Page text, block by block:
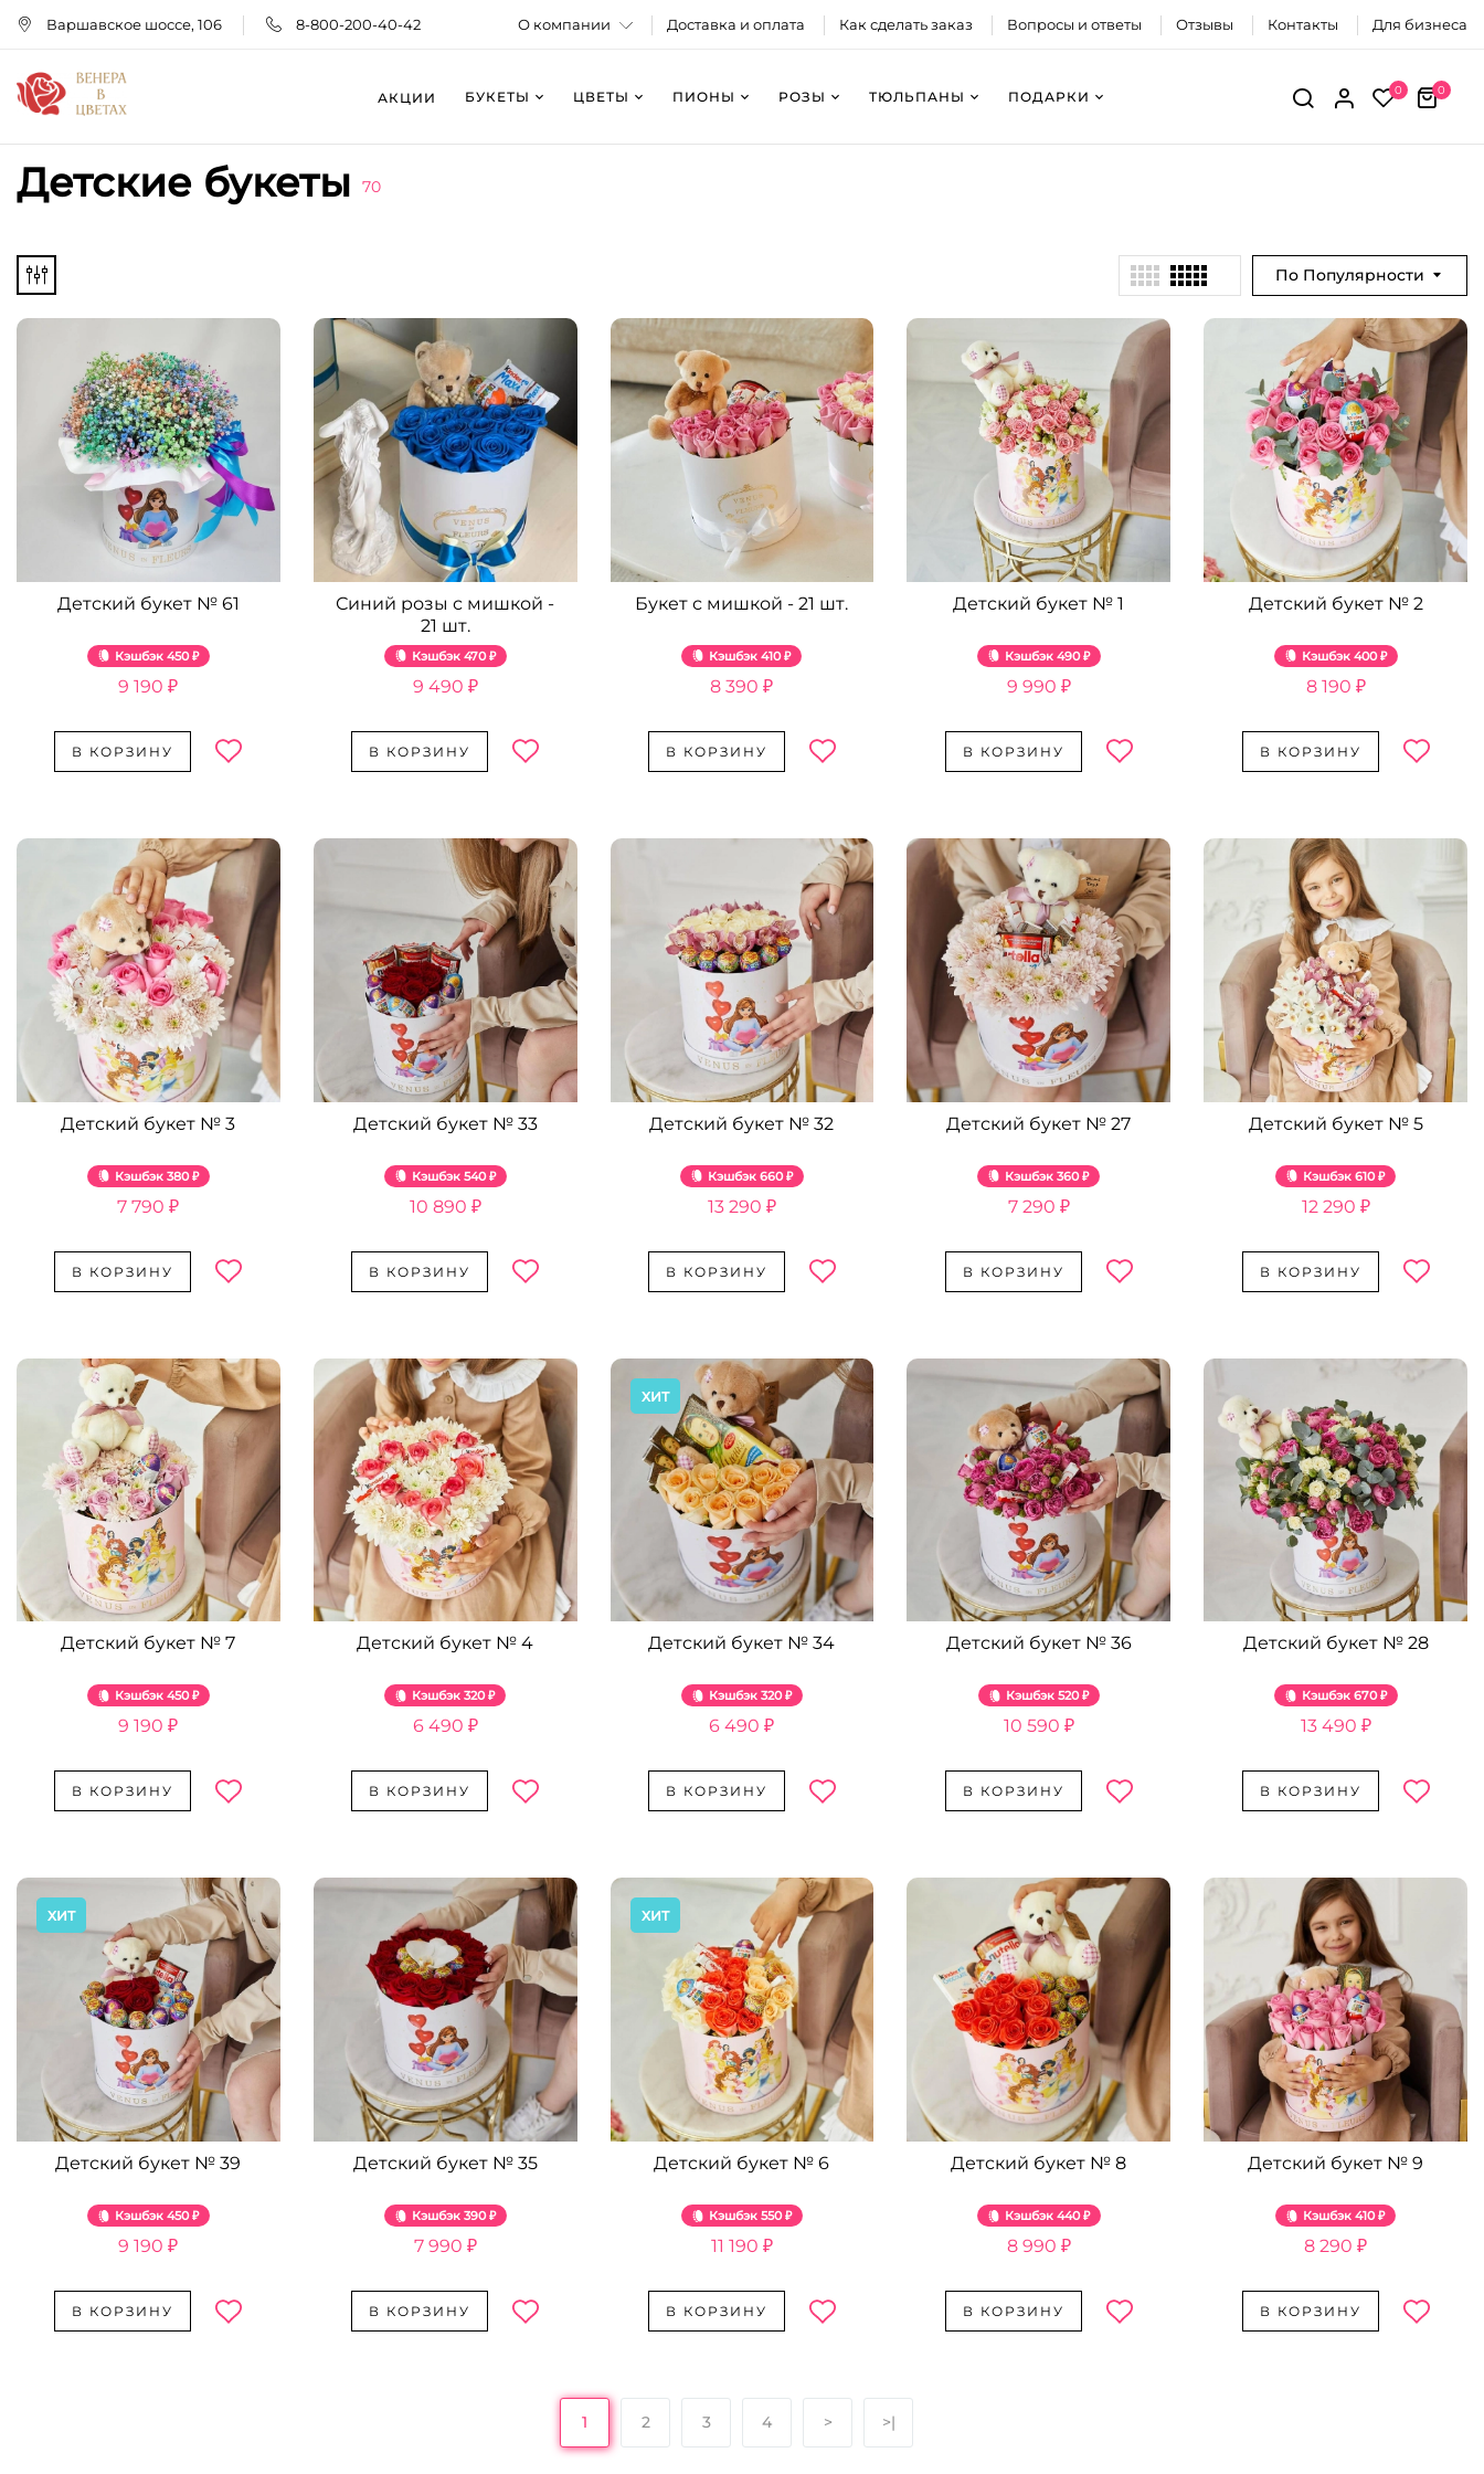
Варшавское шоссе, 106 8-800-200-40-42 О компании Доставка и оплата Как сделать заказ Вопросы и ответы Отзывы Контакты Для бизнеса
АКЦИИ БУКЕТЫ ЦВЕТЫ ПИОНЫ РОЗЫ ТЮЛЬПАНЫ ПОДАРКИ 0 0
Детские букеты 70
По Популярности
Детский букет № 61
Кэшбэк 450 ₽
9 190 ₽
В КОРЗИНУ
Синий розы с мишкой -
21 шт.
Кэшбэк 470 ₽
9 490 ₽
В КОРЗИНУ
Букет с мишкой - 21 шт.
Кэшбэк410 ₽
8 390 ₽
В КОРЗИНУ
Детский букет № 1
Кэшбэк 490 ₽
9 990 ₽
В КОРЗИНУ
Детский букет № 2
Кэшбэк 400 ₽
8 190 ₽
В КОРЗИНУ
Детский букет № 3
Кэшбэк 380 ₽
7 790 ₽
В КОРЗИНУ
Детский букет № 33
Кэшбэк 540 ₽
10 890 ₽
В КОРЗИНУ
Детский букет № 32
Кэшбэк 660 ₽
13 290 ₽
В КОРЗИНУ
Детский букет № 27
Кэшбэк360 ₽
7 290 ₽
В КОРЗИНУ
Детский букет № 5
Кэшбэк610 ₽
12 290 ₽
В КОРЗИНУ
Детский букет № 7
Кэшбэк 450 ₽
9 190 ₽
В КОРЗИНУ
Детский букет № 4
Кэшбэк320 ₽
6 490 ₽
В КОРЗИНУ
ХИТ
Детский букет № 34
Кэшбэк 320 ₽
6 490 ₽
В КОРЗИНУ
Детский букет № 36
Кэшбэк 520 ₽
10 590 ₽
В КОРЗИНУ
Детский букет № 28
Кэшбэк 670 ₽
13 490 ₽
В КОРЗИНУ
ХИТ
Детский букет № 39
Кэшбэк 450 ₽
9 190 ₽
В КОРЗИНУ
Детский букет № 35
Кэшбэк 390 ₽
7 990 ₽
В КОРЗИНУ
ХИТ
Детский букет № 6
Кэшбэк 550 ₽
11 190 ₽
В КОРЗИНУ
Детский букет № 8
Кэшбэк 440 ₽
8 990 ₽
В КОРЗИНУ
Детский букет № 9
Кэшбэк410 ₽
8 290 ₽
В КОРЗИНУ
1 2 3 4 > >|